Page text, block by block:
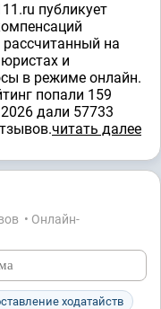
публикует
рассчитанный на
и
в режиме онлайн.
попали 159
дали 57733
читать далее
• Онлайн-
ходатайств